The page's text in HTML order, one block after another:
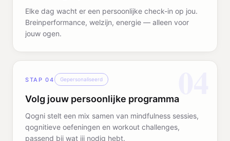
Elke dag wacht er een persoonlijke check-in op jou.
Breinperformance, welzijn, energie — alleen voor
jouw ogen.
STAP04 Gepersonaliseerd
Volg jouw persoonlijke programma
Qogni stelt een mix samen van mindfulness sessies,
qognitieve oefeningen en workout challenges,
passend bij wat jij nodig hebt.